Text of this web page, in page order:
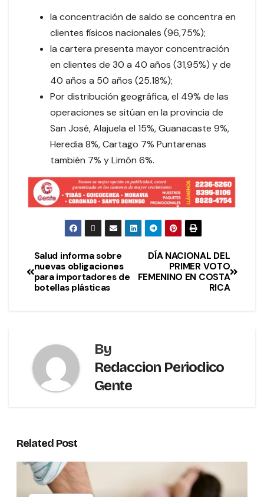
la concentración de saldo se concentra en
clientes físicos nacionales (96,75%);
la cartera presenta mayor concentración
en clientes de 30 a 40 años (31,95%) y de
40 años a 50 años (25.18%);
Por distribución geográfica, el 49% de las
operaciones se sitúan en la provincia de
San José, Alajuela el 15%, Guanacaste 9%,
Heredia 8%, Cartago 7% Puntarenas
también 7% y Limón 6%.
DÍA NACIONAL DEL
PRIMER VOTO
FEMENINO EN COSTA
RICA
Salud informa sobre
nuevas obligaciones
para importadores de
botellas plásticas
By
Redaccion Periodico
Gente
Related Post